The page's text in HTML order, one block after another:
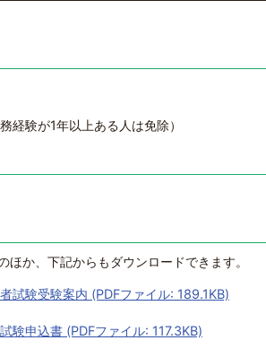
経験が1年以上ある人は免除）
か、下記からもダウンロードできます。
試験受験案内 (PDFファイル: 189.1KB)
験申込書 (PDFファイル: 117.3KB)